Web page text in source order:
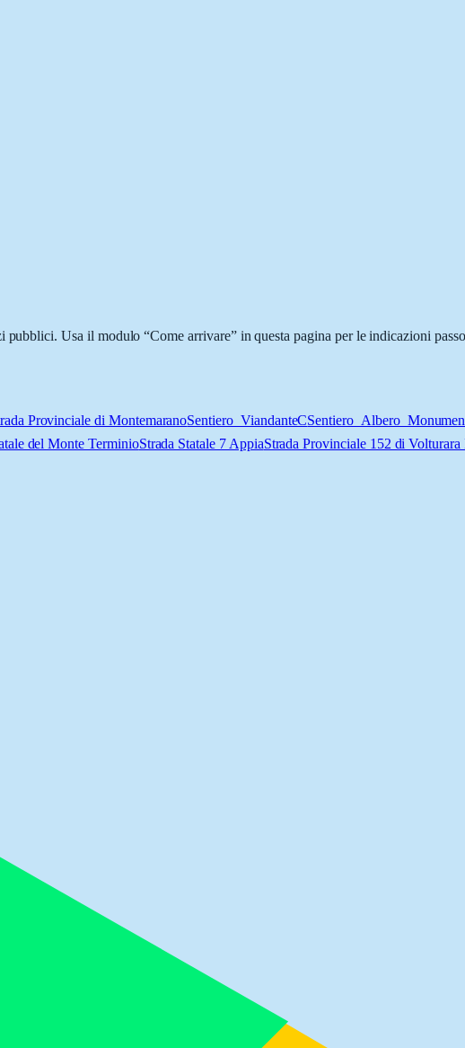
Usa il modulo “Come arrivare” in questa pagina per le indicazioni
Provinciale di MontemaranoSentiero_ViandanteC
del Monte TerminioStrada Statale 7 AppiaStrada Provinciale 152 di Volturara